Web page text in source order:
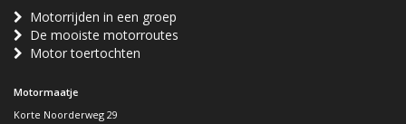
Motorrijden in een groep
De mooiste motorroutes
Motor toertochten
Motormaatje
Korte Noorderweg 29